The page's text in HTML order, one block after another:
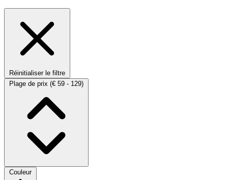
Réinitialiser le filtre
Plage de prix (€ 59 - 129)
Couleur